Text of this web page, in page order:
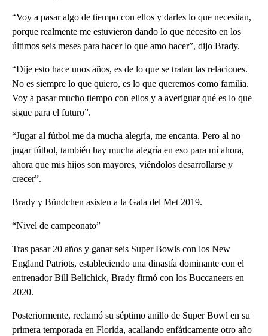
“Voy a pasar algo de tiempo con ellos y darles lo que necesitan,
porque realmente me estuvieron dando lo que necesito en los
últimos seis meses para hacer lo que amo hacer”, dijo Brady.
“Dije esto hace unos años, es de lo que se tratan las relaciones.
No es siempre lo que quiero, es lo que queremos como familia.
Voy a pasar mucho tiempo con ellos y a averiguar qué es lo que
sigue para el futuro”.
“Jugar al fútbol me da mucha alegría, me encanta. Pero al no
jugar fútbol, también hay mucha alegría en eso para mí ahora,
ahora que mis hijos son mayores, viéndolos desarrollarse y
crecer”.
Brady y Bündchen asisten a la Gala del Met 2019.
“Nivel de campeonato”
Tras pasar 20 años y ganar seis Super Bowls con los New
England Patriots, estableciendo una dinastía dominante con el
entrenador Bill Belichick, Brady firmó con los Buccaneers en
2020.
Posteriormente, reclamó su séptimo anillo de Super Bowl en su
primera temporada en Florida, acallando enfáticamente otro año